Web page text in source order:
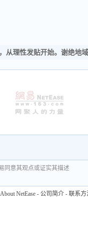
从理性发贴开始。谢绝地
同意其观点或证实其描述
About NetEase - 公司简介 - 联系方